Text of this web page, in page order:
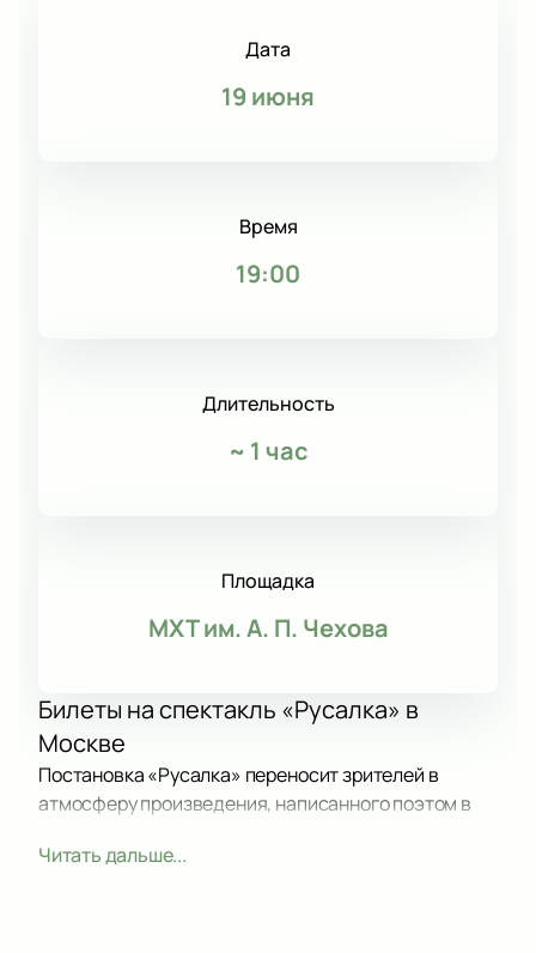
Дата
19 июня
Время
19:00
Длительность
~ 1 час
Площадка
МХТ им. А. П. Чехова
Билеты на спектакль «Русалка» в
Москве
Постановка «Русалка» переносит зрителей в
атмосферу произведения, написанного поэтом в
классики, дополняя оригинал завершением
возвращается и наблюдает за судьбой
Читать дальше...